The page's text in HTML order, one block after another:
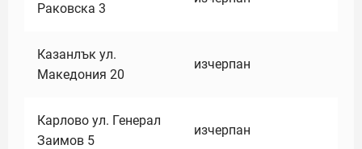
Раковска 3
Казанлък ул.
Македония 20
изчерпан
Карлово ул. Генерал
Заимов 5
изчерпан